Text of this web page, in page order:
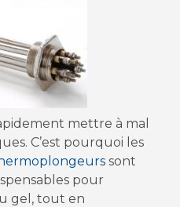
mettre à mal
C’est pourquoi les
sont
pour
gel, tout en